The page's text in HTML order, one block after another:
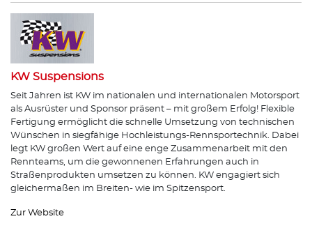
KW Suspensions
Seit Jahren ist KW im nationalen und internationalen Motorsport
als Ausrüster und Sponsor präsent – mit großem Erfolg! Flexible
Fertigung ermöglicht die schnelle Umsetzung von technischen
Wünschen in siegfähige Hochleistungs-Rennsportechnik. Dabei
legt KW großen Wert auf eine enge Zusammenarbeit mit den
Rennteams, um die gewonnenen Erfahrungen auch in
Straßenprodukten umsetzen zu können. KW engagiert sich
gleichermaßen im Breiten- wie im Spitzensport.
Zur Website